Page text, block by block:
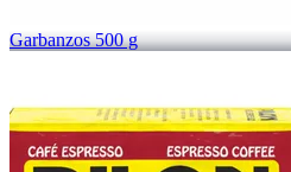
Garbanzos 500 g